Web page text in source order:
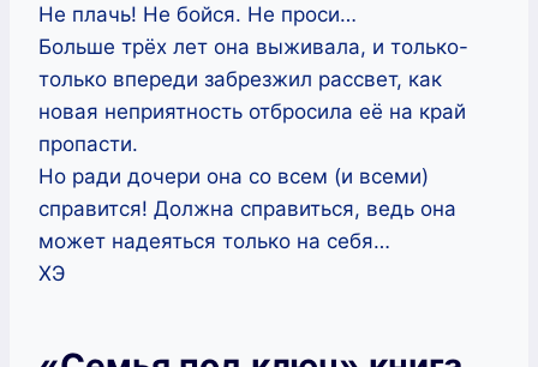
Не плачь! Не бойся. Не проси…
Больше трёх лет она выживала, и только-
только впереди забрезжил рассвет, как
новая неприятность отбросила её на край
пропасти.
Но ради дочери она со всем (и всеми)
справится! Должна справиться, ведь она
может надеяться только на себя…
ХЭ